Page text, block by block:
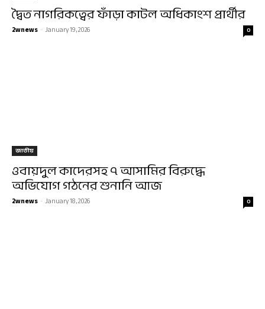
দ্বৈত নাগরিকত্বের ফাঁড়া কাটল অধিকাংশ প্রার্থীর
2wnews -January 19, 2026 0
জাতীয়
ওবায়দুল কাদেরসহ ৭ আসামির বিরুদ্ধে
অভিযোগ গঠনের শুনানি আজ
2wnews -January 18, 2026 0